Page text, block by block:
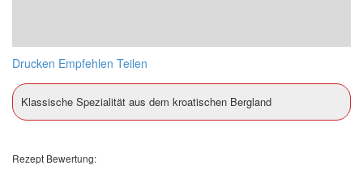
Drucken Empfehlen Teilen
Klassische Spezialität aus dem kroatischen Bergland
Rezept Bewertung: